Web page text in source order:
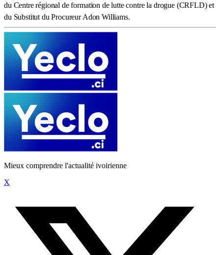
du Centre régional de formation de lutte contre la drogue (CRFLD) et
du Substitut du Procureur Adon Williams.
Mieux comprendre l'actualité ivoirienne
X